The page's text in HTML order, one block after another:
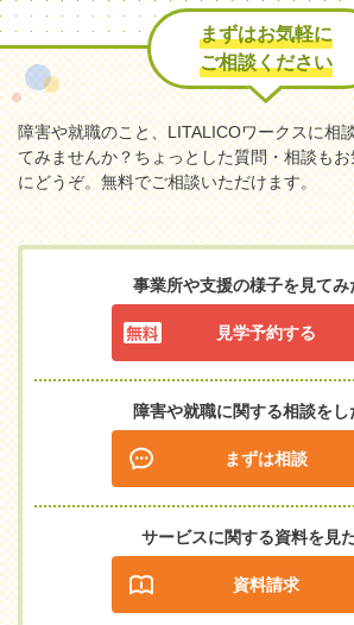
まずはお気軽に
ご相談ください
障害や就職のこと、LITALICOワークスに相
てみませんか？ちょっとした質問・相談もお
にどうぞ。無料でご相談いただけます。
事業所や支援の様子を見てみ
見学予約する
障害や就職に関する相談をし
まずは相談
サービスに関する資料を見
資料請求